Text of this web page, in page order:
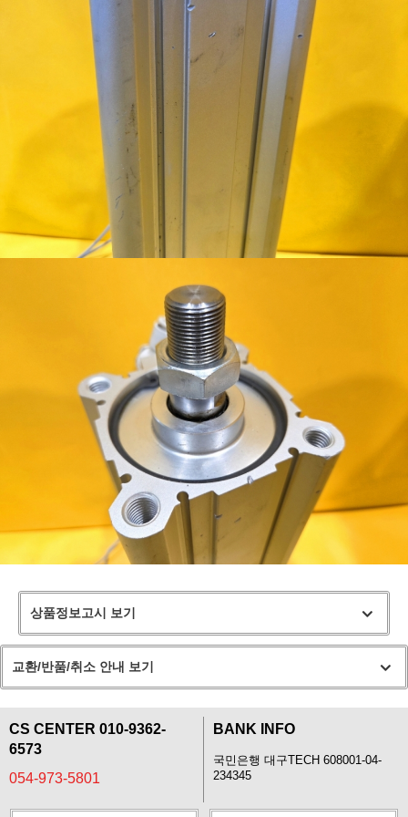
상품정보고시 보기
교환/반품/취소 안내 보기
CS CENTER 010-9362-
6573
054-973-5801
BANK INFO
국민은행 대구TECH 608001-04-
234345